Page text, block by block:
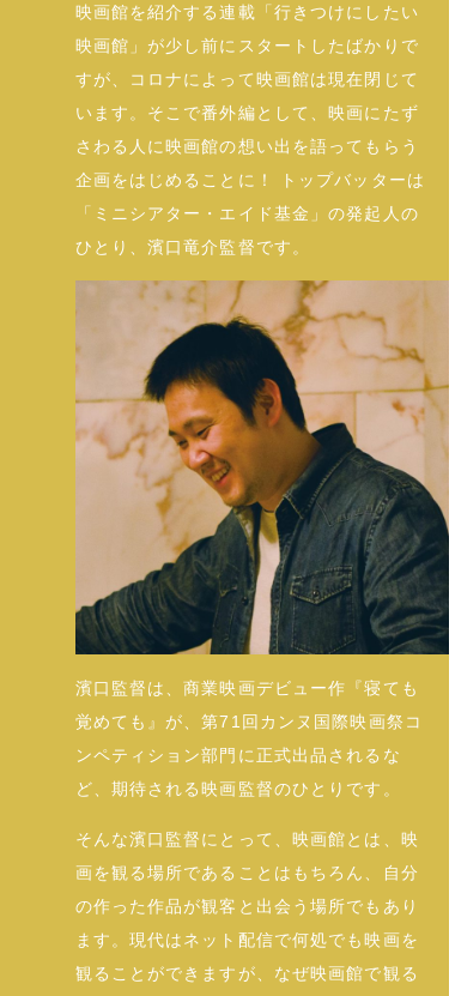
映画館を紹介する連載「行きつけにしたい
映画館」が少し前にスタートしたばかりで
すが、コロナによって映画館は現在閉じて
います。そこで番外編として、映画にたず
さわる人に映画館の想い出を語ってもらう
企画をはじめることに！ トップバッターは
「ミニシアター・エイド基金」の発起人の
ひとり、濱口竜介監督です。
濱口監督は、商業映画デビュー作『寝ても
覚めても』が、第71回カンヌ国際映画祭コ
ンペティション部門に正式出品されるな
ど、期待される映画監督のひとりです。
そんな濱口監督にとって、映画館とは、映
画を観る場所であることはもちろん、自分
の作った作品が観客と出会う場所でもあり
ます。現代はネット配信で何処でも映画を
観ることができますが、なぜ映画館で観る